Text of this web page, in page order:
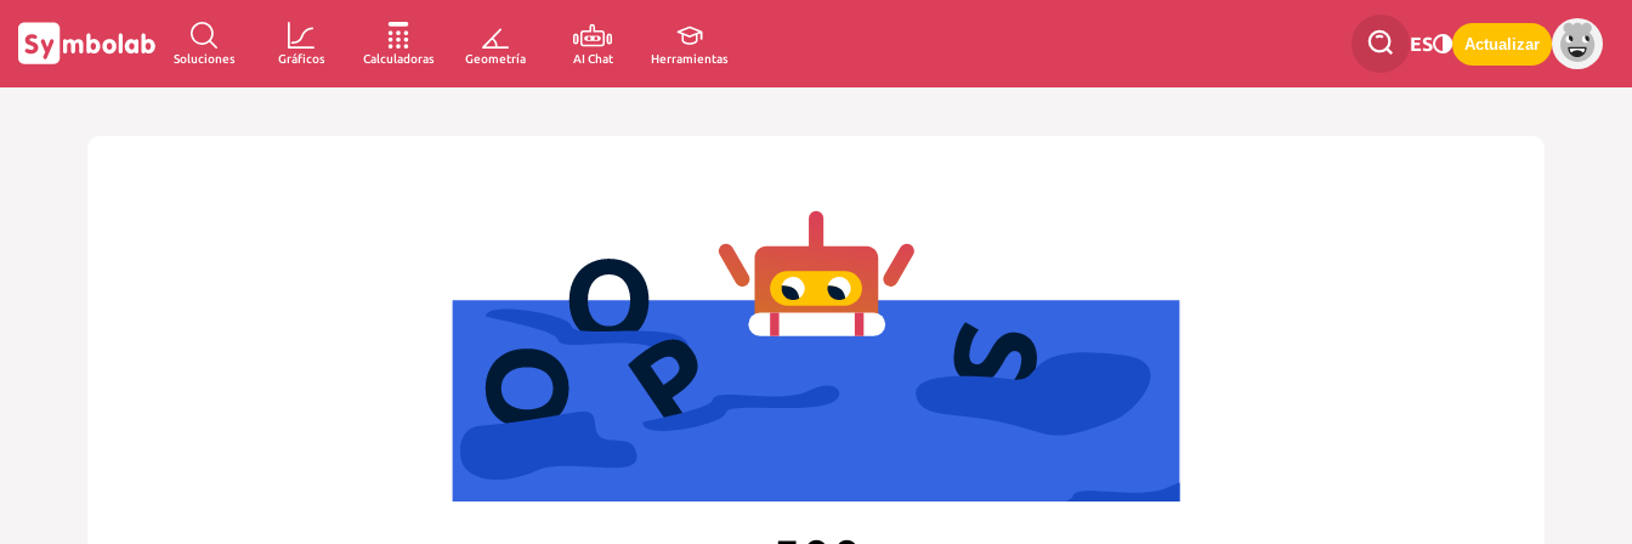
Soluciones Gráficos Calculadoras Geometría AI Chat Herramientas
ES Actualizar